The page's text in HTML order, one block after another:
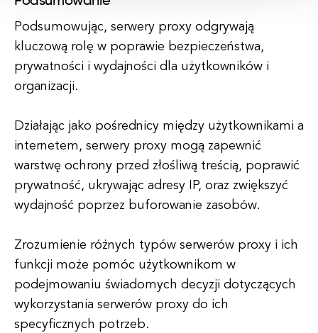
Podsumowując, serwery proxy odgrywają
kluczową rolę w poprawie bezpieczeństwa,
prywatności i wydajności dla użytkowników i
organizacji.
Działając jako pośrednicy między użytkownikami a
internetem, serwery proxy mogą zapewnić
warstwę ochrony przed złośliwą treścią, poprawić
prywatność, ukrywając adresy IP, oraz zwiększyć
wydajność poprzez buforowanie zasobów.
Zrozumienie różnych typów serwerów proxy i ich
funkcji może pomóc użytkownikom w
podejmowaniu świadomych decyzji dotyczących
wykorzystania serwerów proxy do ich
specyficznych potrzeb.